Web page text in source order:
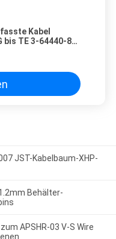
Kabel
bis TE 3-64440-8
JST-Kabelbaum-XHP-
Behälter-
APSHR-03 V-S Wire